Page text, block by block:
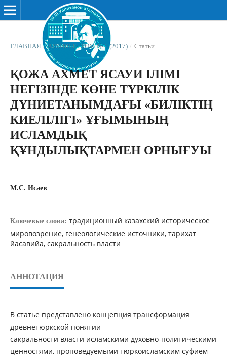
ГЛАВНАЯ / АРХИВЫ / ТОМ № 1 (2017) / Статьи
ҚОЖА АХМЕТ ЯСАУИ ІЛІМІ
НЕГІЗІНДЕ КӨНЕ ТҮРКІЛІК
ДҮНИЕТАНЫМДАҒЫ «БИЛІКТІҢ
КИЕЛІЛІГІ» ҰҒЫМЫНЫҢ
ИСЛАМДЫҚ
ҚҰНДЫЛЫҚТАРМЕН ОРНЫҒУЫ
М.С. Исаев
Ключевые слова: традиционный казахский историческое
мировозрение, генеологические источники, тарихат
йасавийа, сакральность власти
АННОТАЦИЯ
В статье представлено концепция трансформация
древнетюркской понятии
сакральности власти исламскими духовно-политическими
ценностями, проповедуемыми тюркоисламским суфием